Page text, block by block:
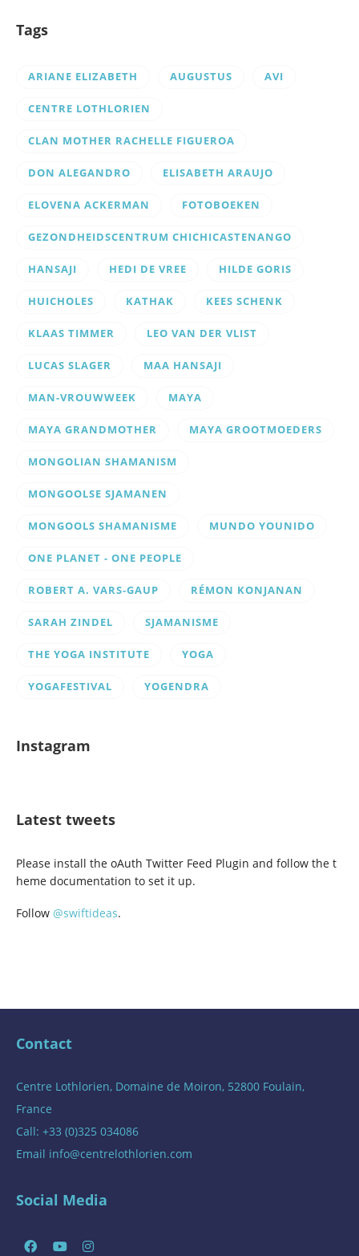
Tags
ARIANE ELIZABETH AUGUSTUS AVI
CENTRE LOTHLORIEN
CLAN MOTHER RACHELLE FIGUEROA
DON ALEGANDRO ELISABETH ARAUJO
ELOVENA ACKERMAN FOTOBOEKEN
GEZONDHEIDSCENTRUM CHICHICASTENANGO
HANSAJI HEDI DE VREE HILDE GORIS
HUICHOLES KATHAK KEES SCHENK
KLAAS TIMMER LEO VAN DER VLIST
LUCAS SLAGER MAA HANSAJI
MAN-VROUWWEEK MAYA
MAYA GRANDMOTHER MAYA GROOTMOEDERS
MONGOLIAN SHAMANISM
MONGOOLSE SJAMANEN
MONGOOLS SHAMANISME MUNDO YOUNIDO
ONE PLANET - ONE PEOPLE
ROBERT A. VARS-GAUP RÉMON KONJANAN
SARAH ZINDEL SJAMANISME
THE YOGA INSTITUTE YOGA
YOGAFESTIVAL YOGENDRA
Instagram
Latest tweets
Please install the oAuth Twitter Feed Plugin and follow the t
heme documentation to set it up.
Follow @swiftideas.
Contact
Centre Lothlorien, Domaine de Moiron, 52800 Foulain,
France
Call: +33 (0)325 034086
Email info@centrelothlorien.com
Social Media